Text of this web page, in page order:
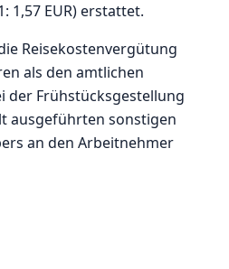
1,57 EUR) erstattet.
Reisekostenvergütung
als den amtlichen
der Frühstücksgestellung
ausgeführten sonstigen
an den Arbeitnehmer